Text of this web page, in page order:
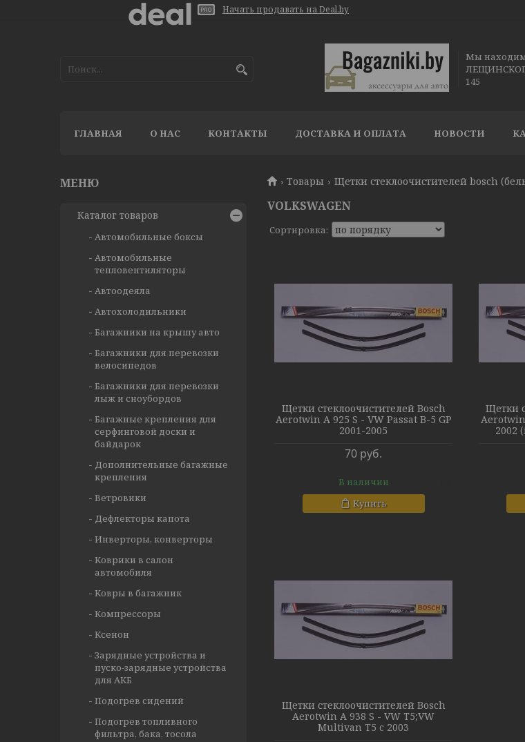
Начать продавать на Deal.by
Мы
145
ГЛАВНАЯ О НАС КОНТАКТЫ ДОСТАВКА И ОПЛАТА НОВОСТИ
Товары Щетки стеклоочистителей bosch
VOLKSWAGEN
Щетки стеклоочистителей Bosch
Aerotwin A 925 S - VW Passat B-5 GP
2001-2005
70 руб.
В наличии
Купить
Щетки
Aerotwin
2002
Щетки стеклоочистителей Bosch
Aerotwin A 938 S - VW T5;VW
Multivan T5 c 2003
Каталог товаров
Автомобильные боксы
Автомобильные
тепловентиляторы
Автоодеяла
Автохолодильники
Багажники на крышу авто
Багажники для перевозки
велосипедов
Багажники для перевозки
лыж и сноубордов
Багажные крепления для
серфинговой доски и
байдарок
Дополнительные багажные
крепления
Ветровики
Дефлекторы капота
Инверторы, конверторы
Коврики в салон
автомобиля
Ковры в багажник
Компрессоры
Ксенон
Зарядные устройства и
пуско-зарядные устройства
для АКБ
Подогрев сидений
Подогрев топливного
фильтра, бака, тосола